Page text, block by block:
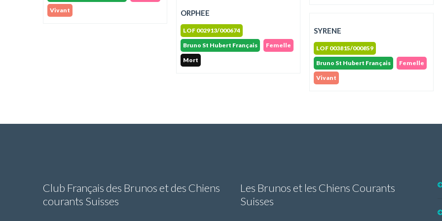
Vivant
ORPHEE
LOF 002913/000674
Bruno St Hubert Français
Femelle
Mort
SYRENE
LOF 003815/000859
Bruno St Hubert Français
Femelle
Vivant
Club Français des Brunos et des Chiens
courants Suisses
Les Brunos et les Chiens Courants
Suisses